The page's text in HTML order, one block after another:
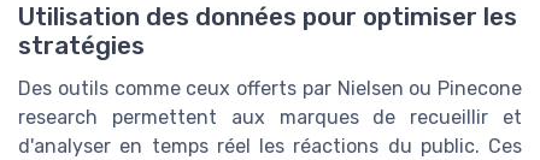
Utilisation des données pour optimiser les
stratégies
Des outils comme ceux offerts par Nielsen ou Pinecone
research permettent aux marques de recueillir et
d'analyser en temps réel les réactions du public. Ces